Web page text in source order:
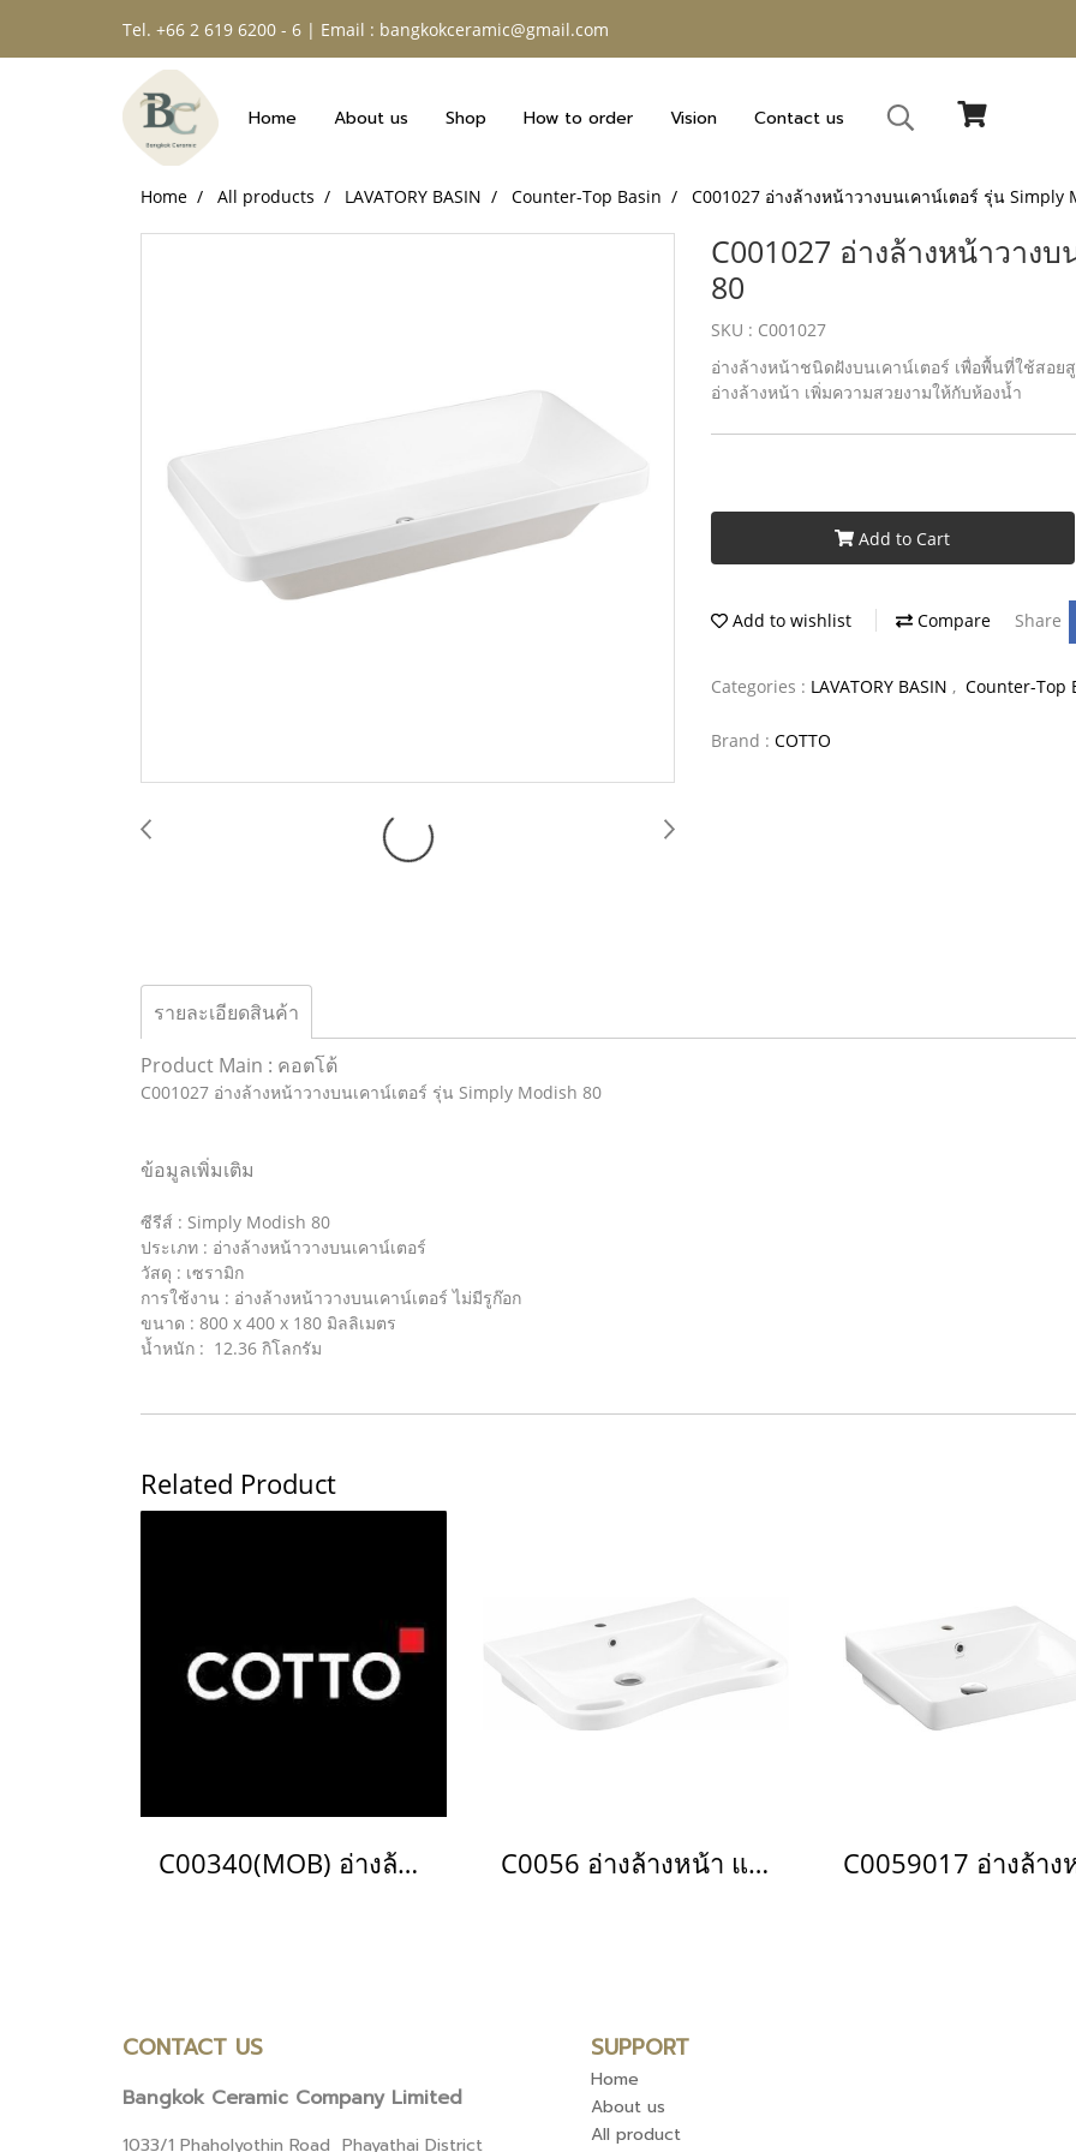
Tel. +66 2 619 6200 - 6 | Email : bangkokceramic@gmail.com
Home About us Shop How to order Vision Contact us
Home All products LAVATORY BASIN Counter-Top Basin C001027 อ่างล้างหน้าวางบนเคาน์เตอร์ รุ่น Simply
C001027 อ่างล้างหน้าวาง
80
SKU : C001027
อ่างล้างหน้าชนิดฝังบนเคาน์เตอร์ เพื่อพื้นที่ใช้สอ
อ่างล้างหน้า เพิ่มความสวยงามให้กับห้องน้ำ
Add to Cart
Add to wishlist Compare Share
Categories : LAVATORY BASIN , Counter-Top
Brand : COTTO
รายละเอียดสินค้า
Product Main : คอตโต้
C001027 อ่างล้างหน้าวางบนเคาน์เตอร์ รุ่น Simply Modish 80
ข้อมูลเพิ่มเติม
ซีรีส์ : Simply Modish 80
ประเภท : อ่างล้างหน้าวางบนเคาน์เตอร์
วัสดุ : เซรามิก
การใช้งาน : อ่างล้างหน้าวางบนเคาน์เตอร์ ไม่มีรูก๊อก
ขนาด : 800 x 400 x 180 มิลลิเมตร
น้ำหนัก : 12.36 กิโลกรัม
Related Product
C00340(MOB) อ่างล้างหน้า แบบวางบนเคาน์เตอร์ รุ่น SENSATION ROUND (สีฟ้าด้าน)_ยกเลิกการผลิต C0056 อ่างล้างหน้า แบบแขวนผนัง รุ่น FLORIS
CONTACT US
Bangkok Ceramic Company Limited
1033/1 Phaholyothin Road Phayathai District
SUPPORT
Home
About us
All product